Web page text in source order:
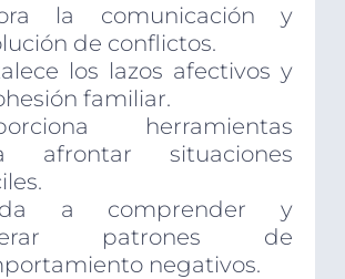
la comunicación y
de conflictos.
los lazos afectivos y
familiar.
herramientas
afrontar situaciones
a comprender y
patrones de
negativos.